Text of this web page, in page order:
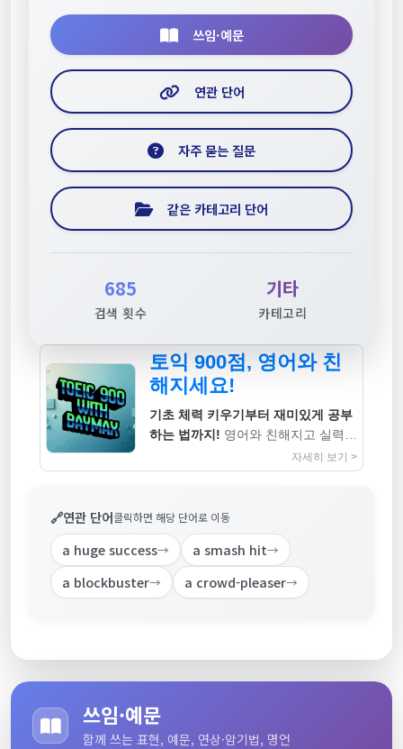
쓰임·예문
연관 단어
자주 묻는 질문
같은 카테고리 단어
685
검색 횟수
기타
카테고리
토익 900점, 영어와 친
해지세요!
기초 체력 키우기부터 재미있게 공부
하는 법까지! 영어와 친해지고 실력까
자세히 보기 >
🔗연관 단어클릭하면 해당 단어로 이동
a huge success→ a smash hit→
a blockbuster→ a crowd-pleaser→
쓰임·예문
함께 쓰는 표현, 예문, 연상·암기법, 명언